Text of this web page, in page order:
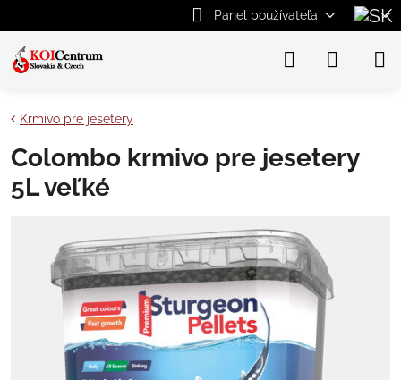
Panel používateľa
Krmivo pre jesetery
Colombo krmivo pre jesetery
5L veľké